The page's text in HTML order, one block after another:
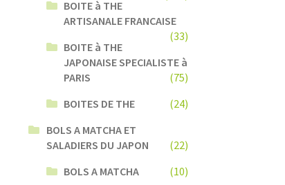
BOITE à THE
ARTISANALE FRANCAISE
(33)
BOITE à THE
JAPONAISE SPECIALISTE à
PARIS
(75)
BOITES DE THE
(24)
BOLS A MATCHA ET
SALADIERS DU JAPON
(22)
BOLS A MATCHA
(10)